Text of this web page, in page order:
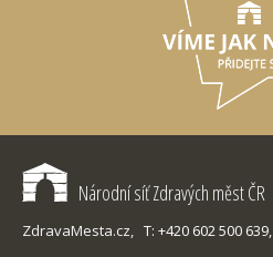
Národní síť Zdravých měst ČR
ZdravaMesta.cz, T: +420 602 500 639,